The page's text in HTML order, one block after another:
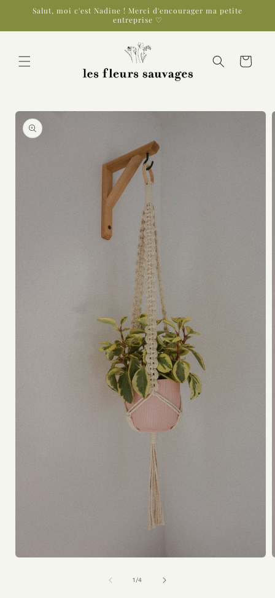
passer
Salut, moi c'est Nadine ! Merci d'encourager ma petite
entreprise ♡
Panier
Passer aux
informations
produits
1/de
4